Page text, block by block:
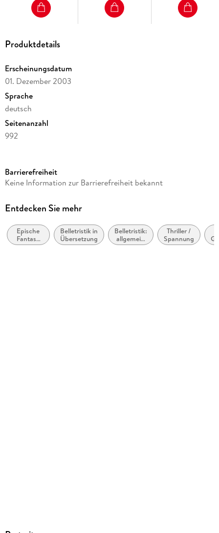
Produktdetails
Erscheinungsdatum
01. Dezember 2003
Sprache
deutsch
Seitenanzahl
992
Autor/Autorin
Übersetzung
Verlag/Hersteller
Heyne Taschenbuch
Barrierefreiheit
Keine Information zur Barrierefreiheit bekannt
Entdecken Sie mehr
Epische
Fantasy
(High
Belletristik in
Übersetzung
Belletristik:
allgemein
und
Thriller /
Spannung